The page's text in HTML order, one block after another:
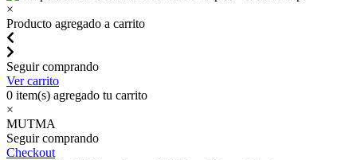
×
Producto agregado a carrito
Seguir comprando
Ver carrito
0 item(s) agregado tu carrito
×
MUTMA
Seguir comprando
Checkout